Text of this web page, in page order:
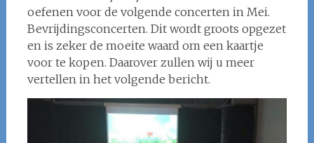
oefenen voor de volgende concerten in Mei.
Bevrijdingsconcerten. Dit wordt groots opgezet
en is zeker de moeite waard om een kaartje
voor te kopen. Daarover zullen wij u meer
vertellen in het volgende bericht.